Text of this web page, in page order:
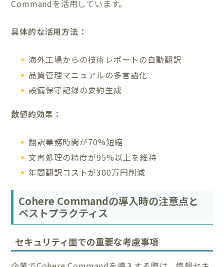
Commandを活用しています。
具体的な活用方法：
海外工場からの技術レポートの自動翻訳
品質管理マニュアルの多言語化
設備保守記録の要約生成
数値的効果：
翻訳業務時間が70%短縮
文書処理の精度が95%以上を維持
年間翻訳コストが300万円削減
Cohere Commandの導入時の注意点と
ベストプラクティス
セキュリティ面での重要な考慮事項